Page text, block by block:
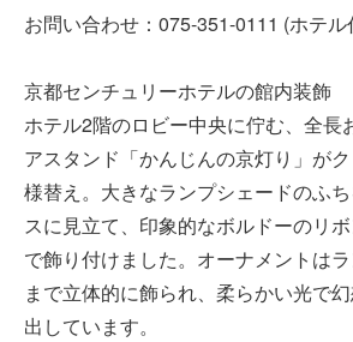
お問い合わせ：075-351-0111 (ホテ
京都センチュリーホテルの館内装飾
ホテル2階のロビー中央に佇む、全長
アスタンド「かんじんの京灯り」が
様替え。大きなランプシェードのふ
スに見立て、印象的なボルドーのリ
で飾り付けました。オーナメントは
まで立体的に飾られ、柔らかい光で
出しています。